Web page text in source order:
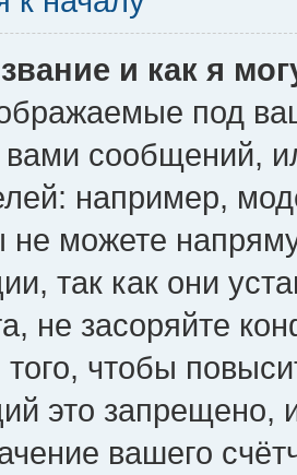
и как я
под
вами сообщений,
например,
можете
так как они
не засоряйте
того, чтобы
это запрещено,
вашего